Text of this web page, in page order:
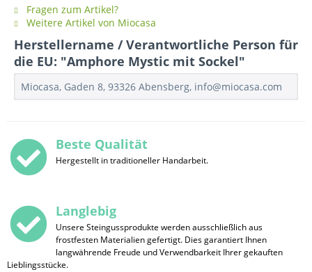
Fragen zum Artikel?
Weitere Artikel von Miocasa
Herstellername / Verantwortliche Person für
die EU: "Amphore Mystic mit Sockel"
Miocasa, Gaden 8, 93326 Abensberg, info@miocasa.com
Beste Qualität
Hergestellt in traditioneller Handarbeit.
Langlebig
Unsere Steingussprodukte werden ausschließlich aus
frostfesten Materialien gefertigt. Dies garantiert Ihnen
langwährende Freude und Verwendbarkeit Ihrer gekauften
Lieblingsstücke.